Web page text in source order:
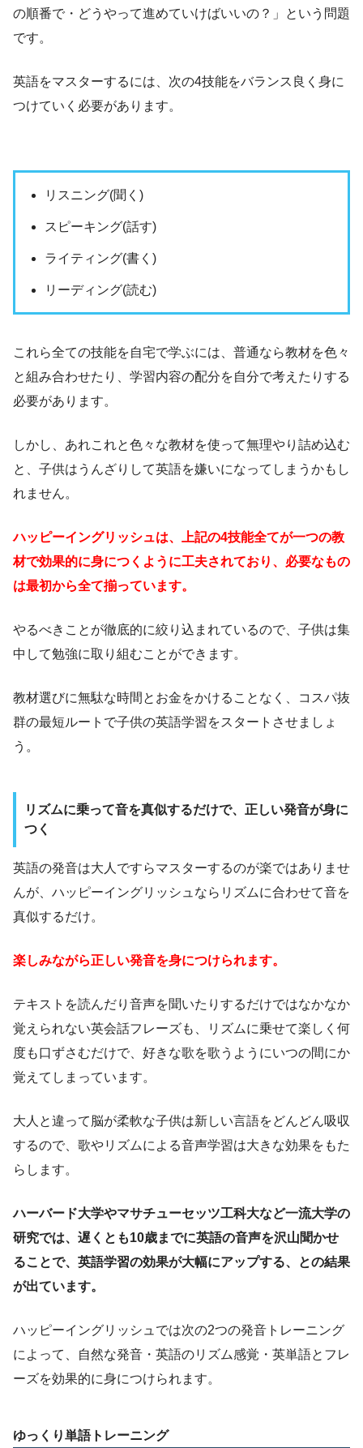
の順番で・どうやって進めていけばいいの？」という問題
です。
英語をマスターするには、次の4技能をバランス良く身に
つけていく必要があります。
リスニング(聞く)
スピーキング(話す)
ライティング(書く)
リーディング(読む)
これら全ての技能を自宅で学ぶには、普通なら教材を色々
と組み合わせたり、学習内容の配分を自分で考えたりする
必要があります。
しかし、あれこれと色々な教材を使って無理やり詰め込む
と、子供はうんざりして英語を嫌いになってしまうかもし
れません。
ハッピーイングリッシュは、上記の4技能全てが一つの教
材で効果的に身につくように工夫されており、必要なもの
は最初から全て揃っています。
やるべきことが徹底的に絞り込まれているので、子供は集
中して勉強に取り組むことができます。
教材選びに無駄な時間とお金をかけることなく、コスパ抜
群の最短ルートで子供の英語学習をスタートさせましょ
う。
リズムに乗って音を真似するだけで、正しい発音が身に
つく
英語の発音は大人ですらマスターするのが楽ではありませ
んが、ハッピーイングリッシュならリズムに合わせて音を
真似するだけ。
楽しみながら正しい発音を身につけられます。
テキストを読んだり音声を聞いたりするだけではなかなか
覚えられない英会話フレーズも、リズムに乗せて楽しく何
度も口ずさむだけで、好きな歌を歌うようにいつの間にか
覚えてしまっています。
大人と違って脳が柔軟な子供は新しい言語をどんどん吸収
するので、歌やリズムによる音声学習は大きな効果をもた
らします。
ハーバード大学やマサチューセッツ工科大など一流大学の
研究では、遅くとも10歳までに英語の音声を沢山聞かせ
ることで、英語学習の効果が大幅にアップする、との結果
が出ています。
ハッピーイングリッシュでは次の2つの発音トレーニング
によって、自然な発音・英語のリズム感覚・英単語とフレ
ーズを効果的に身につけられます。
ゆっくり単語トレーニング